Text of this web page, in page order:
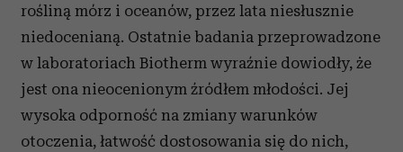
rośliną mórz i oceanów, przez lata niesłusznie
niedocenianą. Ostatnie badania przeprowadzone
w laboratoriach Biotherm wyraźnie dowiodły, że
jest ona nieocenionym źródłem młodości. Jej
wysoka odporność na zmiany warunków
otoczenia, łatwość dostosowania się do nich,